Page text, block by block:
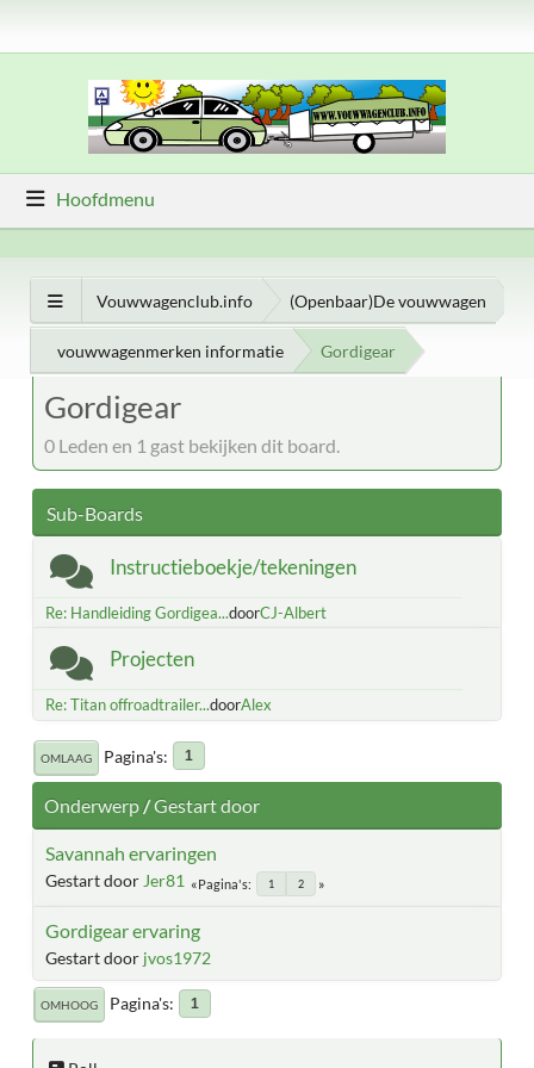
Hoofdmenu
Vouwwagenclub.info (Openbaar)De vouwwagen
vouwwagenmerken informatie Gordigear
Gordigear
0 Leden en 1 gast bekijken dit board.
Sub-Boards
Instructieboekje/tekeningen
Re: Handleiding Gordigea...doorCJ-Albert
Projecten
Re: Titan offroadtrailer...doorAlex
OMLAAG Pagina's 1
Onderwerp/Gestart door
Savannah ervaringen
Gestart door Jer81 Pagina's 1 2
Gordigear ervaring
Gestart door jvos1972
OMHOOG Pagina's 1